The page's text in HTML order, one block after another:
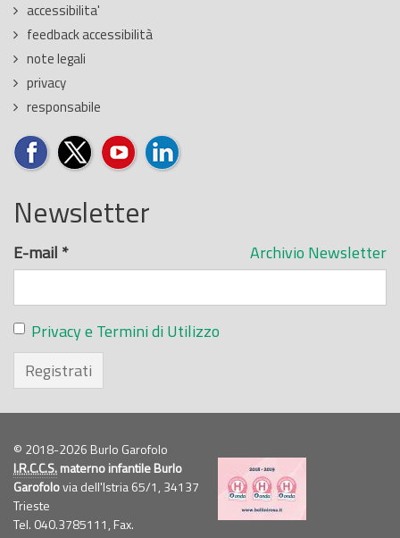
accessibilita'
feedback accessibilità
note legali
privacy
responsabile
Newsletter
Archivio Newsletter
E-mail *
Privacy e Termini di Utilizzo
Registrati
© 2018-2026 Burlo Garofolo
I.R.C.C.S.materno infantile Burlo
Garofolovia dell'Istria 65/1, 34137
Trieste
Tel. 040.3785111, Fax.